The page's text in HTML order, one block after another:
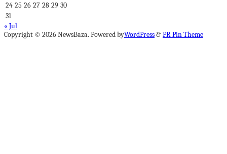
24 25 26 27 28 29 30
31
« Jul
Copyright © 2026 NewsBaza. Powered byWordPress&PR Pin Theme